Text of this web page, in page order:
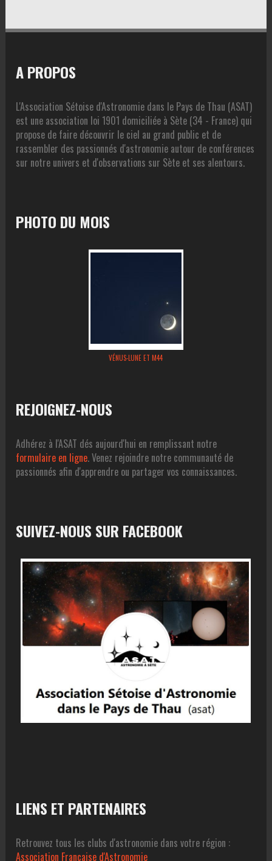
A PROPOS
L'Association Sétoise d'Astronomie dans le Pays de Thau (ASAT)
est une association loi 1901 domiciliée à Sète (34 - France) qui
propose de faire découvrir le ciel au grand public et de
rassembler des passionnés d'astronomie autour de conférences
sur notre univers et d'observations sur Sète et ses alentours.
PHOTO DU MOIS
VÉNUS-LUNE ET M44
REJOIGNEZ-NOUS
Adhérez à l'ASAT dés aujourd'hui en remplissant notre
formulaire en ligne. Venez rejoindre notre communauté de
passionnés afin d'apprendre ou partager vos connaissances.
SUIVEZ-NOUS SUR FACEBOOK
LIENS ET PARTENAIRES
Retrouvez tous les clubs d'astronomie dans votre région :
Association Francaise d'Astronomie